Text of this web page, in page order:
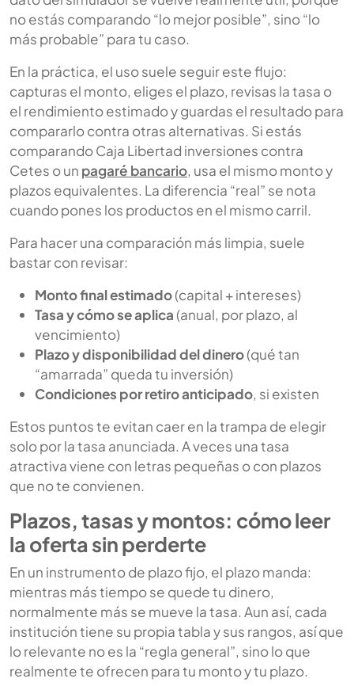
no estás comparando “lo mejor posible”, sino “lo
más probable” para tu caso.
En la práctica, el uso suele seguir este flujo:
capturas el monto, eliges el plazo, revisas la tasa o
el rendimiento estimado y guardas el resultado para
compararlo contra otras alternativas. Si estás
comparando Caja Libertad inversiones contra
Cetes o un pagaré bancario, usa el mismo monto y
plazos equivalentes. La diferencia “real” se nota
cuando pones los productos en el mismo carril.
Para hacer una comparación más limpia, suele
bastar con revisar:
Monto final estimado(capital + intereses)
Tasa y cómo se aplica (anual, por plazo, al
vencimiento)
Plazo y disponibilidad del dinero(qué tan
“amarrada” queda tu inversión)
Condiciones por retiro anticipado, si existen
Estos puntos te evitan caer en la trampa de elegir
solo por la tasa anunciada. A veces una tasa
atractiva viene con letras pequeñas o con plazos
que no te convienen.
Plazos, tasas y montos: cómo leer
la oferta sin perderte
En un instrumento de plazo fijo, el plazo manda:
mientras más tiempo se quede tu dinero,
normalmente más se mueve la tasa. Aun así, cada
institución tiene su propia tabla y sus rangos, así que
lo relevante no es la “regla general”, sino lo que
realmente te ofrecen para tu monto y tu plazo.